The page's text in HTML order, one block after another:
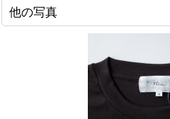
他の写真